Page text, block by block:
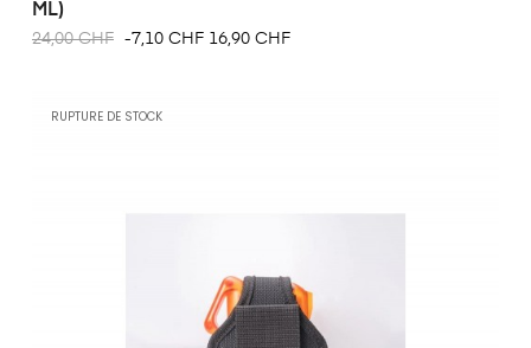
ML)
24,00 CHF -7,10 CHF 16,90 CHF
RUPTURE DE STOCK